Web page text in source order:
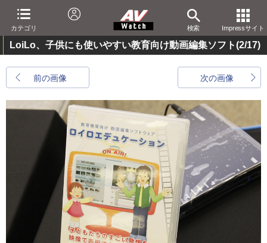
カテゴリ 検索 Impressサイト
LoiLo、子供にも使いやすい教育向け動画編集ソフト(2/17)
前の画像 次の画像